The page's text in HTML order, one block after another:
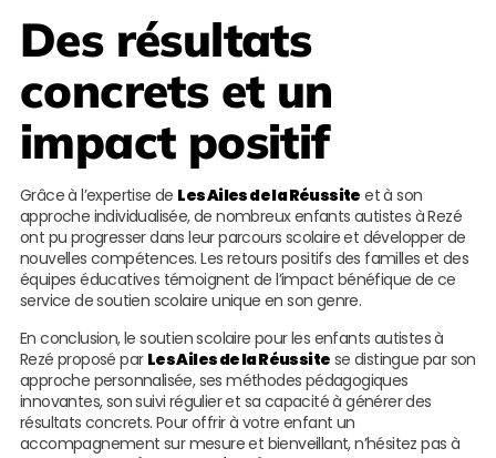
Des résultats
concrets et un
impact positif
Grâce à l’expertise de Les Ailes de la Réussite et à son
approche individualisée, de nombreux enfants autistes à Rezé
ont pu progresser dans leur parcours scolaire et développer de
nouvelles compétences. Les retours positifs des familles et des
équipes éducatives témoignent de l’impact bénéfique de ce
service de soutien scolaire unique en son genre.
En conclusion, le soutien scolaire pour les enfants autistes à
Rezé proposé par Les Ailes de la Réussite se distingue par son
approche personnalisée, ses méthodes pédagogiques
innovantes, son suivi régulier et sa capacité à générer des
résultats concrets. Pour offrir à votre enfant un
accompagnement sur mesure et bienveillant, n’hésitez pas à